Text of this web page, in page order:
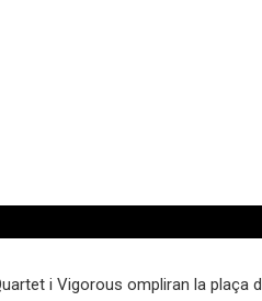
i Vigorous ompliran la plaça